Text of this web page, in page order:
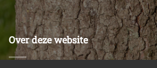
Over deze website